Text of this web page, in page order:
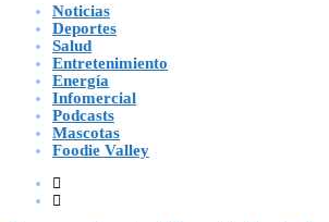
Noticias
Deportes
Salud
Entretenimiento
Energía
Infomercial
Podcasts
Mascotas
Foodie Valley